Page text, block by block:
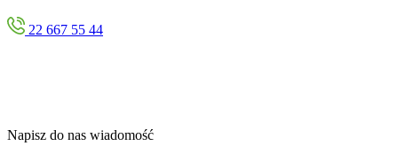
22 667 55 44
Napisz do nas wiadomość